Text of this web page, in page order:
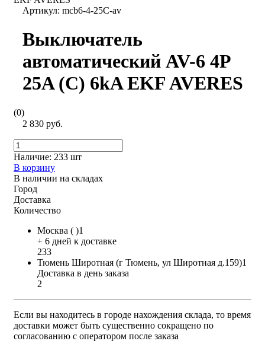
Артикул: mcb6-4-25C-av
Выключатель
автоматический AV-6 4P
25A (C) 6kA EKF AVERES
(0)
2 830 руб.
Наличие: 233 шт
В корзину
В наличии на складах
Город
Доставка
Количество
Москва ( )1
+ 6 дней к доставке
233
Тюмень Широтная (г Тюмень, ул Широтная д.159)1
Доставка в день заказа
2
Если вы находитесь в городе нахождения склада, то время
доставки может быть существенно сокращено по
согласованию с оператором после заказа